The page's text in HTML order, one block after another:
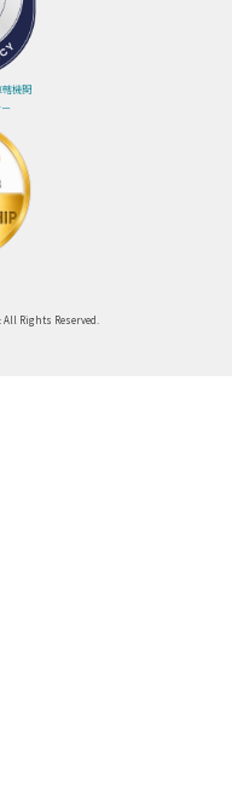
轄機関
All Rights Reserved.